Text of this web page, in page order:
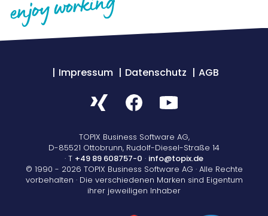
Impressum Datenschutz AGB
TOPIX Business Software AG,
D-85521 Ottobrunn, Rudolf-Diesel-Straße 14
· T +49 89 608757-0 · info@topix.de
© 1990 - 2026 TOPIX Business Software AG · Alle Rechte
vorbehalten · Die verschiedenen Marken sind Eigentum
ihrer jeweiligen Inhaber